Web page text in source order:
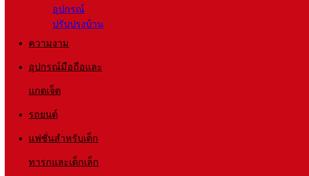
อุปกรณ์
ปรับปรุงบ้าน
ความงาม
อุปกรณ์มือถือและ
แกดเจ็ต
รถยนต์
แฟชั่นสำหรับเด็ก
ทารกและเด็กเล็ก